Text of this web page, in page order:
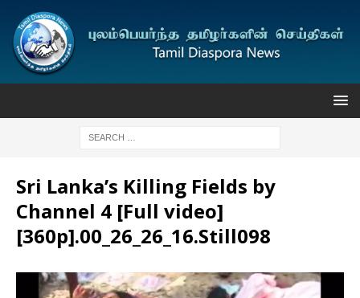
Sri Lanka’s Killing Fields by
Channel 4 [Full video]
[360p].00_26_26_16.Still098